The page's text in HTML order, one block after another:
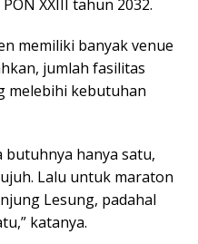
XXIII tahun 2032.
memiliki banyak venue
jumlah fasilitas
melebihi kebutuhan
butuhnya hanya satu,
Lalu untuk maraton
Lesung, padahal
katanya.